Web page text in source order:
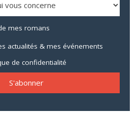
mes romans
actualités & mes événements
de confidentialité